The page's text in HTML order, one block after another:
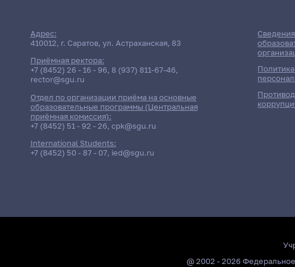
Адрес:
410012, г. Саратов, ул. Астраханская, 83
Приёмная ректора:
+7 (8452) 26 - 16 - 96, 8 (937) 811-67-46,
rector@sgu.ru
Отдел по организации приёма на основные
образовательные программы (Центральная
приёмная комиссия):
+7 (8452) 51 - 92 - 26, cpk@sgu.ru
International Students:
+7 (8452) 50 - 87 - 07, ied@sgu.ru
@ 2002 - 2026